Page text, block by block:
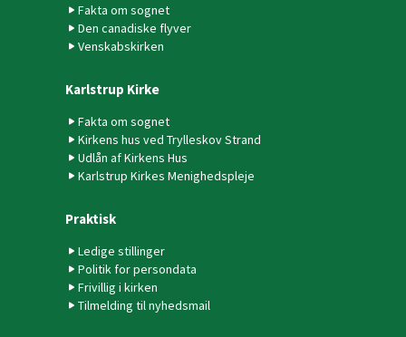
Fakta om sognet
Den canadiske flyver
Venskabskirken
Karlstrup Kirke
Fakta om sognet
Kirkens hus ved Trylleskov Strand
Udlån af Kirkens Hus
Karlstrup Kirkes Menighedspleje
Praktisk
Ledige stillinger
Politik for persondata
Frivillig i kirken
Tilmelding til nyhedsmail